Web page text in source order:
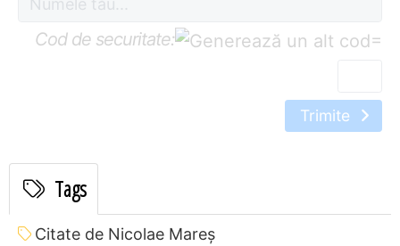
Cod de securitate: =
Trimite
Tags
Citate de Nicolae Mareș